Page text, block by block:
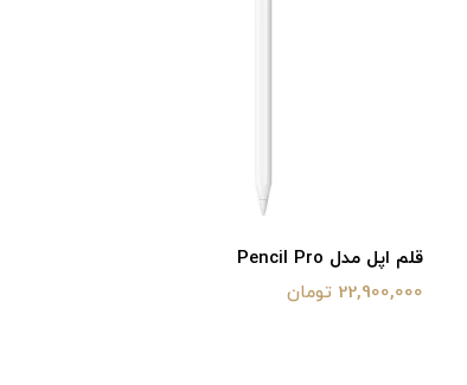
قلم اپل مدل Pencil Pro
22,900,000 تومان